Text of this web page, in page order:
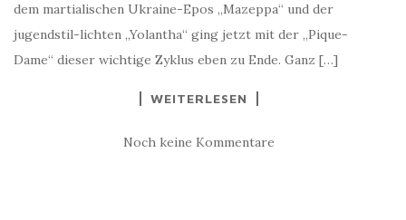
dem martialischen Ukraine-Epos „Mazeppa“ und der
jugendstil-lichten „Yolantha“ ging jetzt mit der „Pique-
Dame“ dieser wichtige Zyklus eben zu Ende. Ganz […]
WEITERLESEN
Noch keine Kommentare